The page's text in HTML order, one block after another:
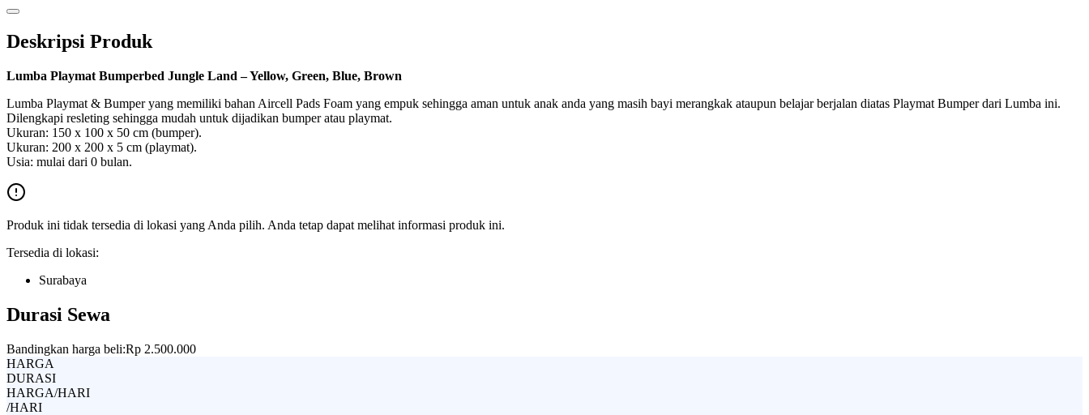
Deskripsi Produk
Lumba Playmat Bumperbed Jungle Land – Yellow, Green, Blue, Brown
Lumba Playmat & Bumper yang memiliki bahan Aircell Pads Foam yang empuk sehingga aman untuk anak anda yang masih bayi merangkak ataupun belajar berjalan diatas Playmat Bumper dari Lumba ini.
Dilengkapi resleting sehingga mudah untuk dijadikan bumper atau playmat.
Ukuran: 150 x 100 x 50 cm (bumper).
Ukuran: 200 x 200 x 5 cm (playmat).
Usia: mulai dari 0 bulan.
Produk ini tidak tersedia di lokasi yang Anda pilih. Anda tetap dapat melihat informasi produk ini.
Tersedia di lokasi:
Surabaya
Durasi Sewa
Bandingkan harga beli:Rp 2.500.000
HARGA
DURASI
HARGA/HARI
/HARI